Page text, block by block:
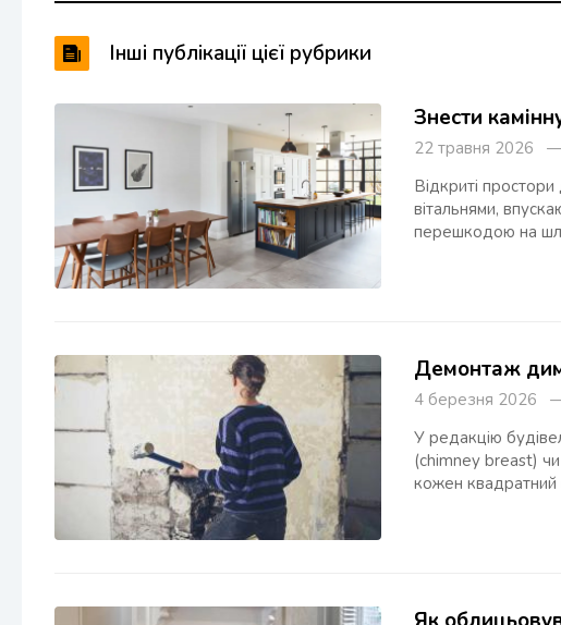
Інші публікації цієї рубрики
Знести
22 травня 2026
Відкриті
вітальнями,
перешкодою на
Демонтаж
4 березня 2026
У редакцію
(chimney breast)
кожен квадратний